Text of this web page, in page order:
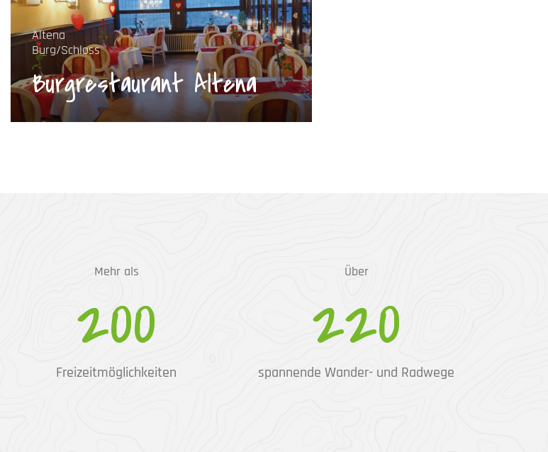
Altena
Burg/Schloss
Burgrestaurant Altena
Mehr als
200
Freizeitmöglichkeiten
Über
220
spannende Wander- und Radwege